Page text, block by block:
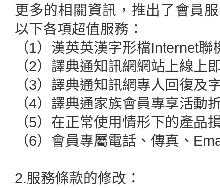
更多的相關資訊，推出了會員
以下各項超值服務：
（1）漢英英漢字形檔Internet
（2）譯典通知訊網網站上線上
（3）譯典通知訊網專人回復及
（4）譯典通家族會員專享活動
（5）在正常使用情形下的產品
（6）會員專屬電話、傳真、
2.服務條款的修改：